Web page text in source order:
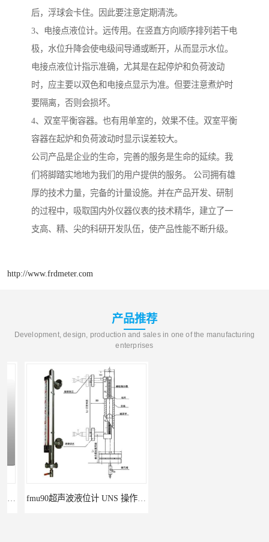
后，浮球会卡住。因此要注意定期清洗。
3、电接点液位计。远传用。在竖直方向顺序排列若干电
极，水位升降会使电级间导通或断开，从而显示水位。
电接点液位计指示准确，尤其是在起停炉和负荷波动
时，应主要以双色和电接点显示为准。但要注意煮炉时
要隔离，否则会损坏。
4、双室平衡容器。也有用单室的，效果不佳。双室平衡
容器在起炉和负荷波动时显示误差较大。
公司产品是企业的生命，完善的服务是生命的延续。我
们将脚踏实地地为我们的用户提供的服务。 公司拥有雄
厚的技术力量，完备的计量设施。并在产品开发、研制
的过程中，吸取国内外仪器仪表的技术精华，建立了一
支高、精、尖的科研开发队伍，使产品性能不断升级。
http://www.frdmeter.com
产品推荐
Development, design, production and sales in one of the manufacturing
enterprises
fmu90超声波液位计 UNS 操作简单